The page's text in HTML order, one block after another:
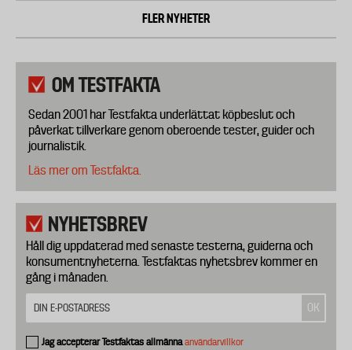
FLER NYHETER
OM TESTFAKTA
Sedan 2001 har Testfakta underlättat köpbeslut och
påverkat tillverkare genom oberoende tester, guider och
journalistik.
Läs mer om Testfakta.
NYHETSBREV
Håll dig uppdaterad med senaste testerna, guiderna och
konsumentnyheterna. Testfaktas nyhetsbrev kommer en
gång i månaden.
Jag accepterar Testfaktas allmännaanvändarvillkor